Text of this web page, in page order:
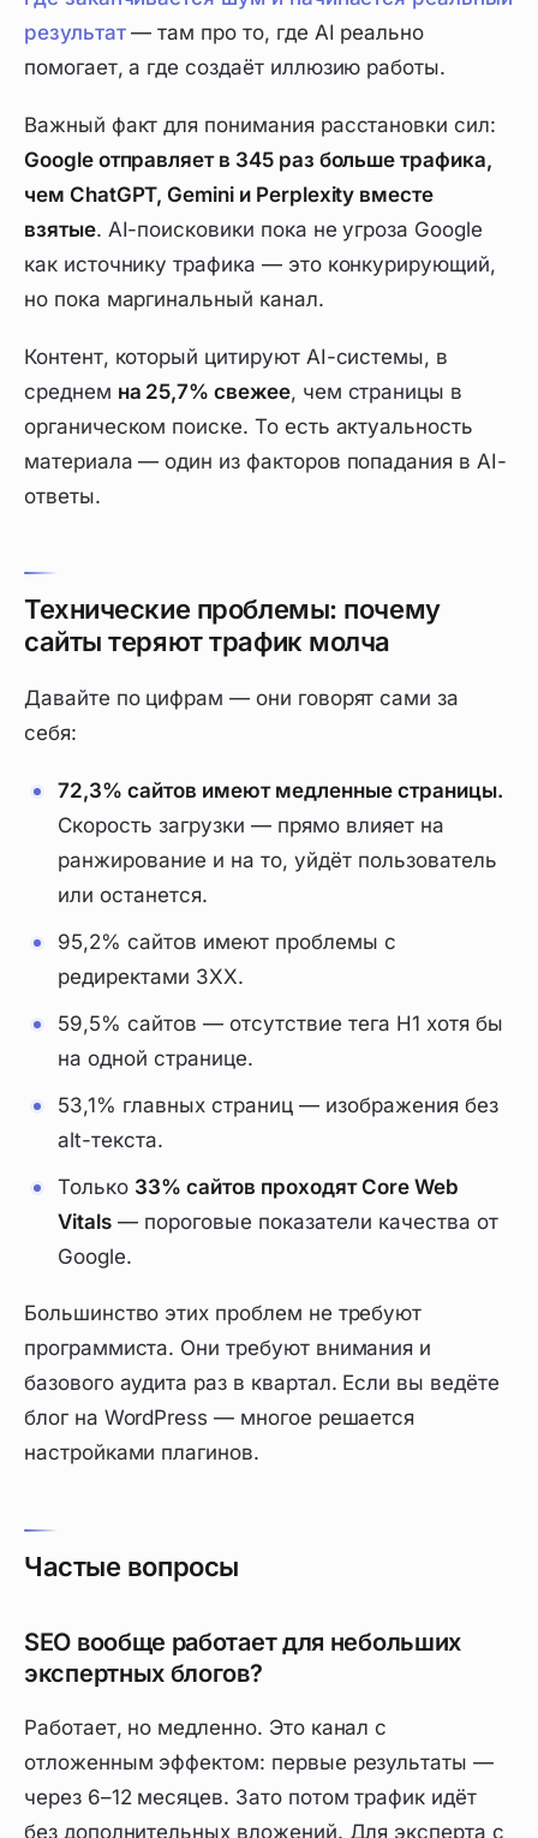
результат— там про то, где AI реально
помогает, а где создаёт иллюзию работы.
Важный факт для понимания расстановки сил:
Google отправляет в 345 раз больше трафика,
чем ChatGPT, Gemini и Perplexity вместе
взятые. AI-поисковики пока не угроза Google
как источнику трафика — это конкурирующий,
но пока маргинальный канал.
Контент, который цитируют AI-системы, в
среднем на 25,7% свежее, чем страницы в
органическом поиске. То есть актуальность
материала — один из факторов попадания в AI-
ответы.
Технические проблемы: почему
сайты теряют трафик молча
Давайте по цифрам — они говорят сами за
себя:
72,3% сайтов имеют медленные страницы.
Скорость загрузки — прямо влияет на
ранжирование и на то, уйдёт пользователь
или останется.
95,2% сайтов имеют проблемы с
редиректами 3XX.
59,5% сайтов — отсутствие тега H1 хотя бы
на одной странице.
53,1% главных страниц — изображения без
alt-текста.
Только 33% сайтов проходят Core Web
Vitals — пороговые показатели качества от
Google.
Большинство этих проблем не требуют
программиста. Они требуют внимания и
базового аудита раз в квартал. Если вы ведёте
блог на WordPress — многое решается
настройками плагинов.
Частые вопросы
SEO вообще работает для небольших
экспертных блогов?
Работает, но медленно. Это канал с
отложенным эффектом: первые результаты —
через 6–12 месяцев. Зато потом трафик идёт
без дополнительных вложений. Для эксперта с